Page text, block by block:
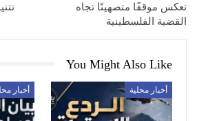
تعكس موقفًا متصهينًا تجاه
القضية الفلسطينية
You Might Also Like
أخبار محلية أخبار